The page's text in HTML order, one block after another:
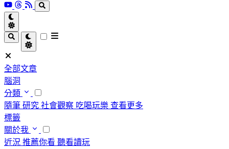
全部文章
腦洞
分類
隨筆 研究 社會觀察 吃喝玩樂 查看更多
標籤
關於我
近況 推薦你看 聽看讀玩